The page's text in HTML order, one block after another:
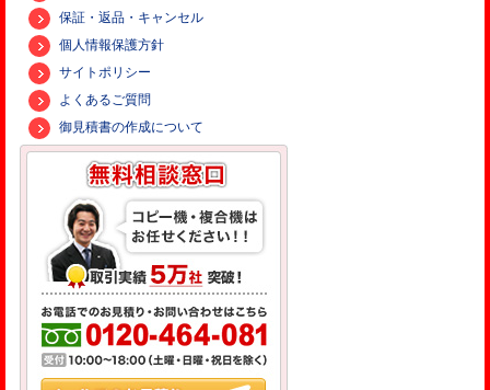
保証・返品・キャンセル
個人情報保護方針
サイトポリシー
よくあるご質問
御見積書の作成について